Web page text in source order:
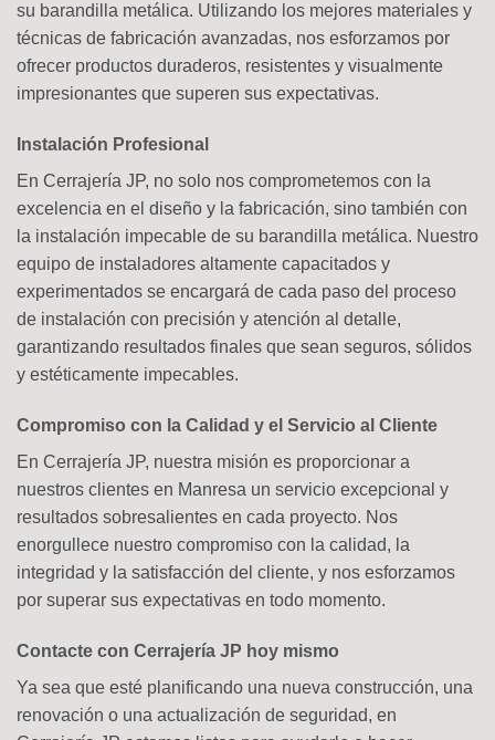
su barandilla metálica. Utilizando los mejores materiales y
técnicas de fabricación avanzadas, nos esforzamos por
ofrecer productos duraderos, resistentes y visualmente
impresionantes que superen sus expectativas.
Instalación Profesional
En Cerrajería JP, no solo nos comprometemos con la
excelencia en el diseño y la fabricación, sino también con
la instalación impecable de su barandilla metálica. Nuestro
equipo de instaladores altamente capacitados y
experimentados se encargará de cada paso del proceso
de instalación con precisión y atención al detalle,
garantizando resultados finales que sean seguros, sólidos
y estéticamente impecables.
Compromiso con la Calidad y el Servicio al Cliente
En Cerrajería JP, nuestra misión es proporcionar a
nuestros clientes en Manresa un servicio excepcional y
resultados sobresalientes en cada proyecto. Nos
enorgullece nuestro compromiso con la calidad, la
integridad y la satisfacción del cliente, y nos esforzamos
por superar sus expectativas en todo momento.
Contacte con Cerrajería JP hoy mismo
Ya sea que esté planificando una nueva construcción, una
renovación o una actualización de seguridad, en